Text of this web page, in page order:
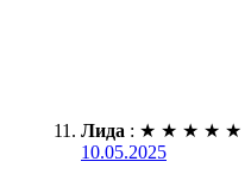
Лида : ★ ★ ★ ★ ★
10.05.2025